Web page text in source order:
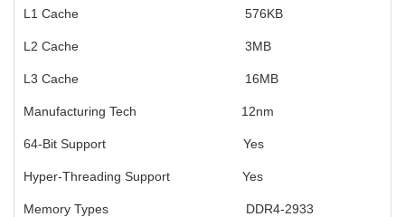
L1 Cache 576KB
L2 Cache 3MB
L3 Cache 16MB
Manufacturing Tech 12nm
64-Bit Support Yes
Hyper-Threading Support Yes
Memory Types DDR4-2933